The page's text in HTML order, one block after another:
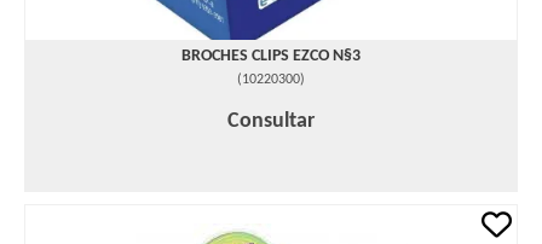
BROCHES CLIPS EZCO N§3
(10220300)
Consultar